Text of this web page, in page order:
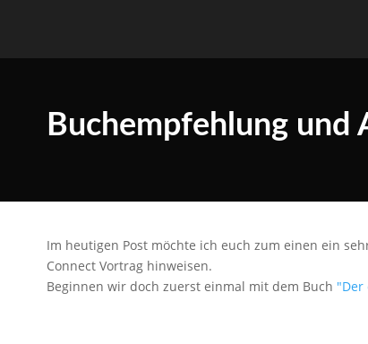
Buchempfehlung und
Im heutigen Post möchte ich euch zum einen ein
Connect Vortrag hinweisen.
Beginnen wir doch zuerst einmal mit dem Buch "Der